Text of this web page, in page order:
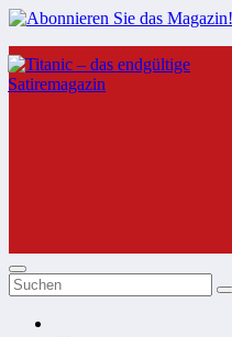
Zum
Inhalt
springen